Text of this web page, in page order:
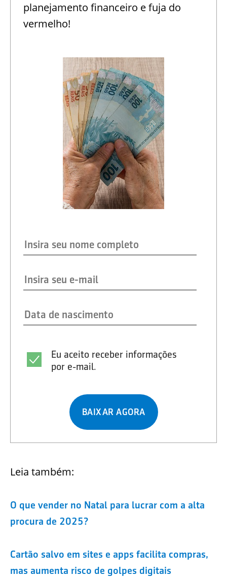
planejamento financeiro e fuja do
vermelho!
Eu aceito receber informações
por e-mail.
BAIXAR AGORA
Leia também:
O que vender no Natal para lucrar com a alta
procura de 2025?
Cartão salvo em sites e apps facilita compras,
mas aumenta risco de golpes digitais